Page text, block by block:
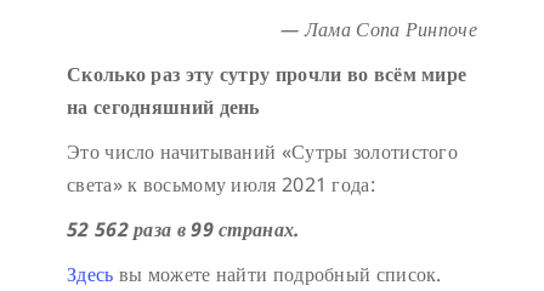
— Лама Сопа Ринпоче
Сколько раз эту сутру прочли во всём мире
на сегодняшний день
Это число начитываний «Сутры золотистого
света» к восьмому июля 2021 года:
52 562 раза в 99 странах.
Здесь вы можете найти подробный список.